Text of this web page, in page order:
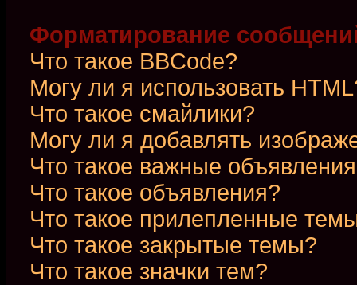
Форматирование
Что такое BBCode?
Могу ли я использовать
Что такое смайлики?
Могу ли я добавлять
Что такое важные
Что такое объявления?
Что такое прилепленные
Что такое закрытые темы?
Что такое значки тем?